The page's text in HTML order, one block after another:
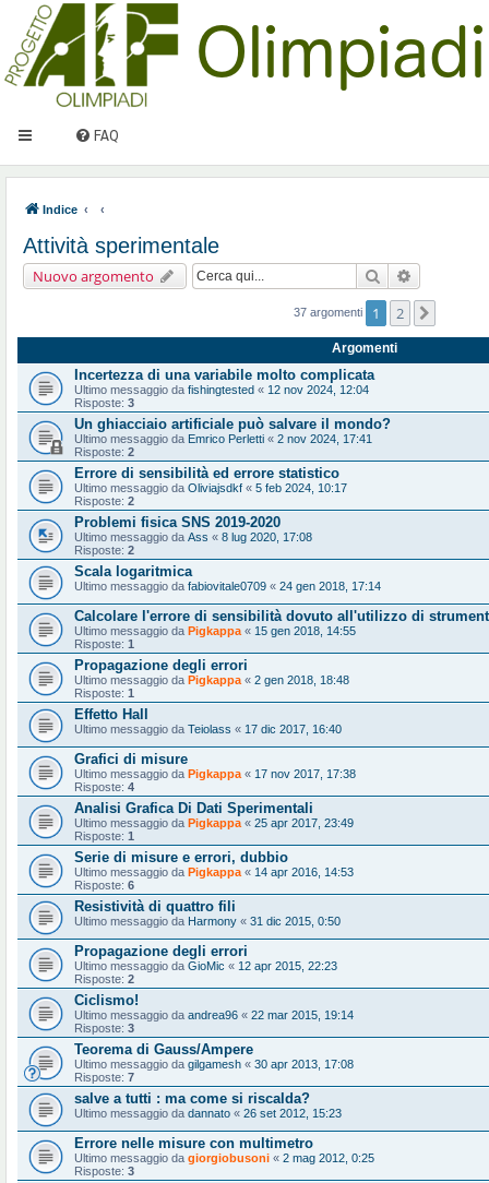
FAQ
Indice
Attività sperimentale
Nuovo argomento Cerca
37 argomenti 1 2
Argomenti
Incertezza di una variabile molto complicata
Ultimo messaggio da fishingtested « 12 nov 2024, 12:04
Risposte: 3
Un ghiacciaio artificiale può salvare il mondo?
Ultimo messaggio da Emrico Perletti « 2 nov 2024, 17:41
Risposte: 2
Errore di sensibilità ed errore statistico
Ultimo messaggio da Oliviajsdkf « 5 feb 2024, 10:17
Risposte: 2
Problemi fisica SNS 2019-2020
Ultimo messaggio da Ass « 8 lug 2020, 17:08
Risposte: 2
Scala logaritmica
Ultimo messaggio da fabiovitale0709 « 24 gen 2018, 17:14
Calcolare l'errore di sensibilità dovuto all'utilizzo di
Ultimo messaggio da Pigkappa « 15 gen 2018, 14:55
Risposte: 1
Propagazione degli errori
Ultimo messaggio da Pigkappa « 2 gen 2018, 18:48
Risposte: 1
Effetto Hall
Ultimo messaggio da Teiolass « 17 dic 2017, 16:40
Grafici di misure
Ultimo messaggio da Pigkappa « 17 nov 2017, 17:38
Risposte: 4
Analisi Grafica Di Dati Sperimentali
Ultimo messaggio da Pigkappa « 25 apr 2017, 23:49
Risposte: 1
Serie di misure e errori, dubbio
Ultimo messaggio da Pigkappa « 14 apr 2016, 14:53
Risposte: 6
Resistività di quattro fili
Ultimo messaggio da Harmony « 31 dic 2015, 0:50
Propagazione degli errori
Ultimo messaggio da GioMic « 12 apr 2015, 22:23
Risposte: 2
Ciclismo!
Ultimo messaggio da andrea96 « 22 mar 2015, 19:14
Risposte: 3
Teorema di Gauss/Ampere
Ultimo messaggio da gilgamesh « 30 apr 2013, 17:08
Risposte: 7
salve a tutti : ma come si riscalda?
Ultimo messaggio da dannato « 26 set 2012, 15:23
Errore nelle misure con multimetro
Ultimo messaggio da giorgiobusoni « 2 mag 2012, 0:25
Risposte: 3